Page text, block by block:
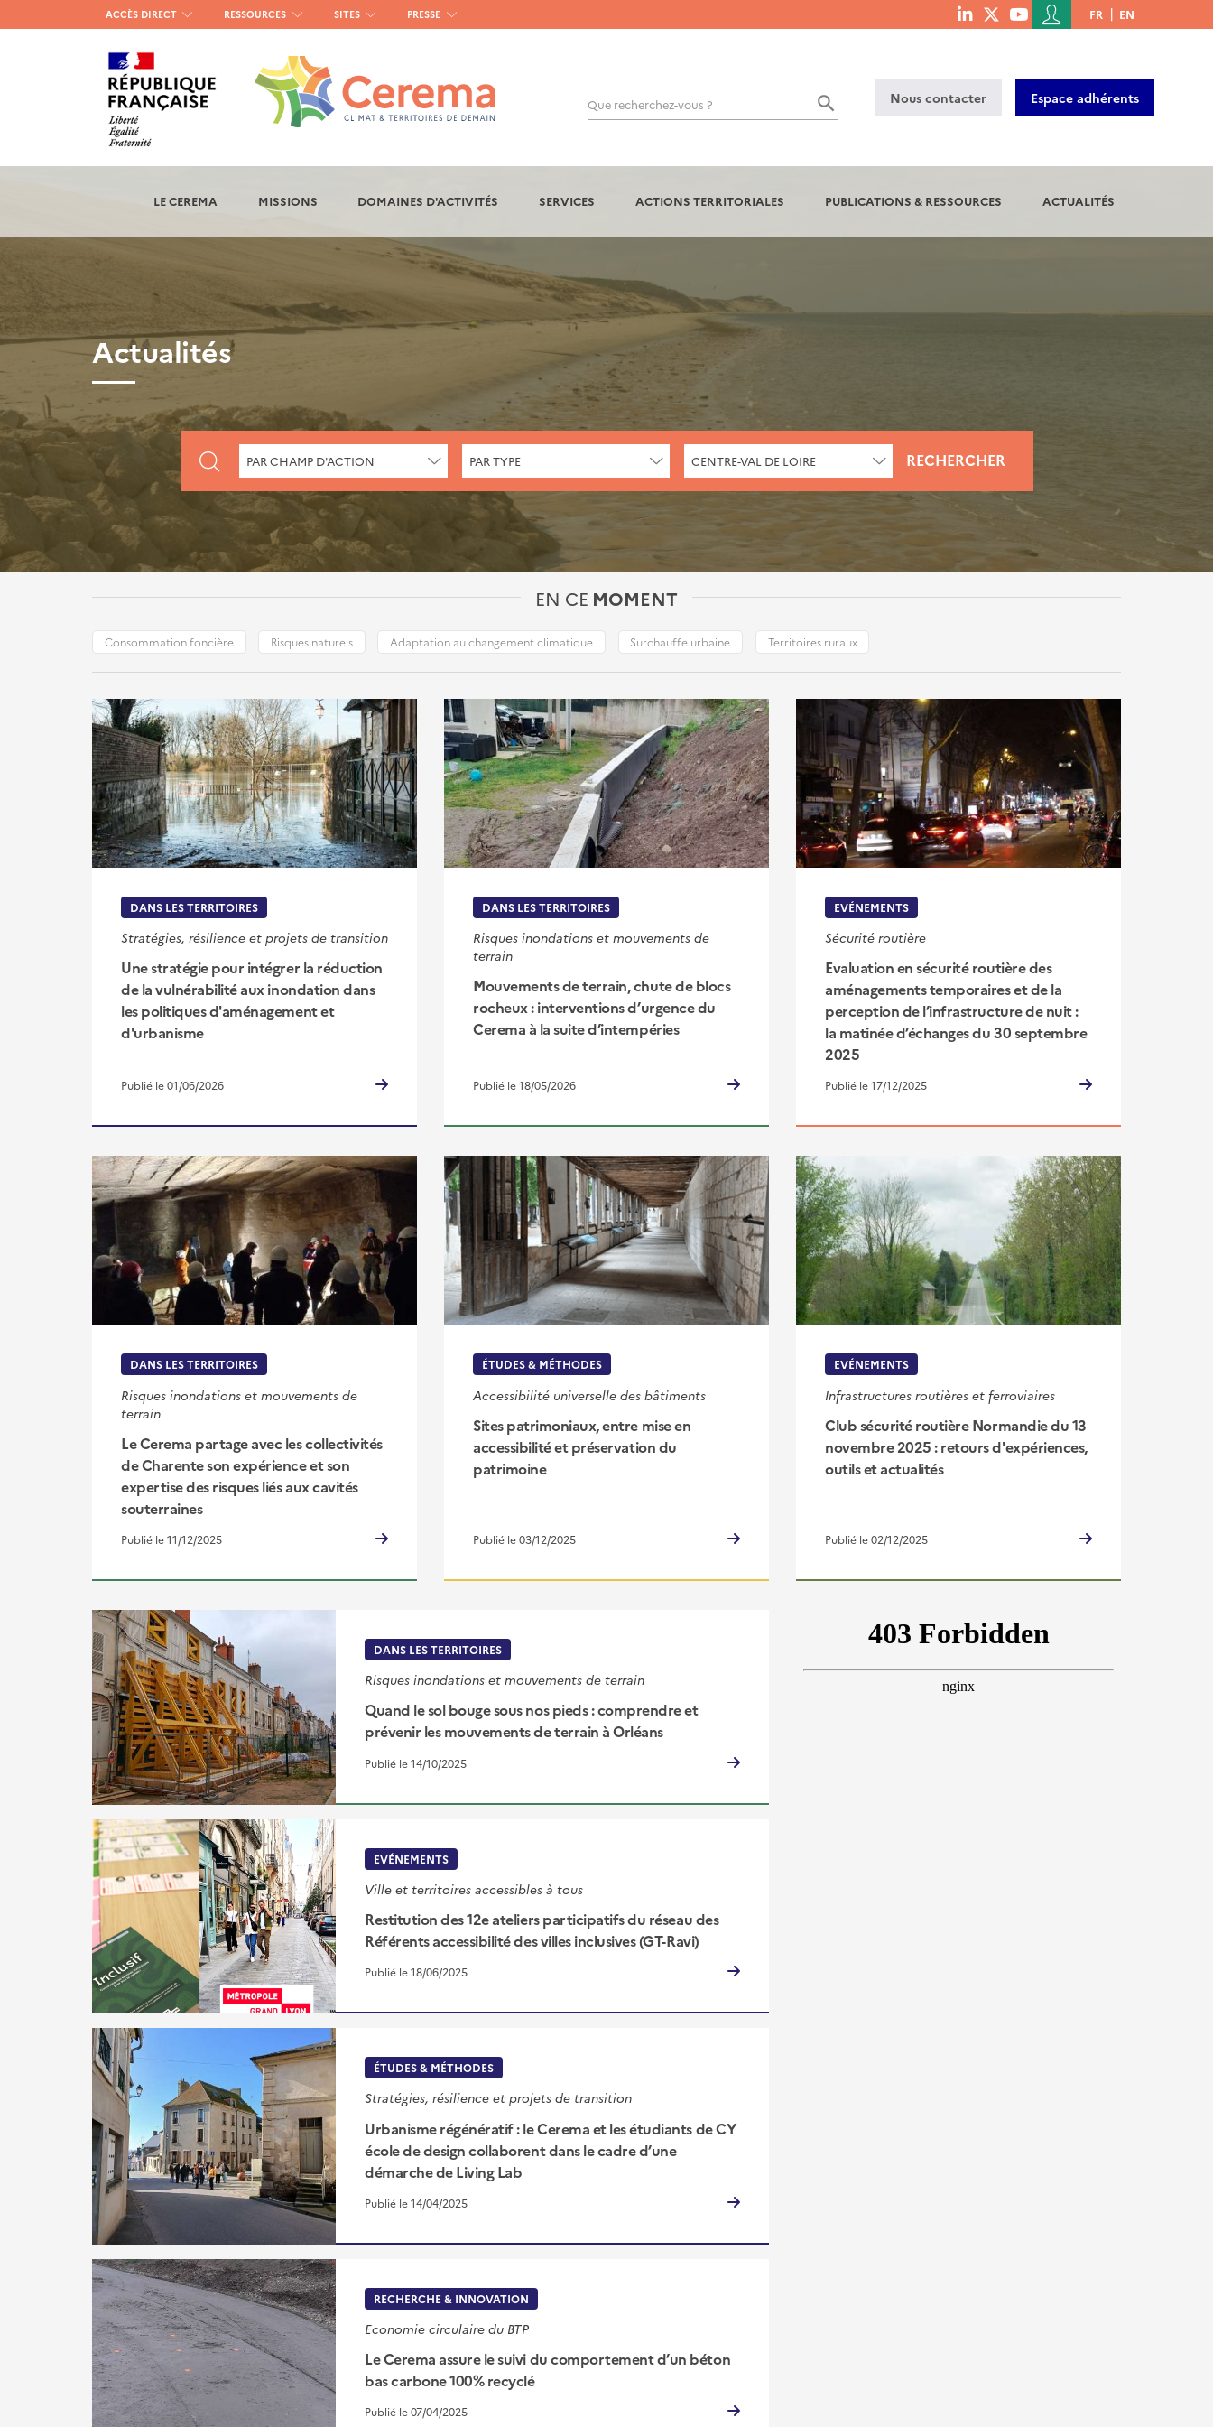
Menu
haut
gauche
ACCÈS DIRECT RESSOURCES SITES PRESSE
menu
Menu
du
de
l'utilisateur
FR EN
Que recherchez-vous ?
OK
Nous contacter Espace adhérents
LE CEREMA MISSIONS DOMAINES D'ACTIVITÉS SERVICES ACTIONS TERRITORIALES PUBLICATIONS & RESSOURCES ACTUALITÉS
Actualités
PAR
PAR CHAMP D'ACTION
PAR
PAR TYPE
PAR
CENTRE-VAL DE LOIRE RECHERCHER
EN CE MOMENT
Consommation foncière Risques naturels Adaptation au changement climatique Surchauffe urbaine Territoires ruraux
DANS LES TERRITOIRES
Stratégies, résilience et projets de transition
Une stratégie pour intégrer la réduction
de la vulnérabilité aux inondation dans
les politiques d'aménagement et
d'urbanisme
Publié le 01/06/2026
DANS LES TERRITOIRES
Risques inondations et mouvements de
terrain
Mouvements de terrain, chute de blocs
rocheux : interventions d’urgence du
Cerema à la suite d’intempéries
Publié le 18/05/2026
EVÉNEMENTS
Sécurité routière
Evaluation en sécurité routière des
aménagements temporaires et de la
perception de l’infrastructure de nuit :
la matinée d’échanges du 30 septembre
2025
Publié le 17/12/2025
DANS LES TERRITOIRES
Risques inondations et mouvements de
terrain
Le Cerema partage avec les collectivités
de Charente son expérience et son
expertise des risques liés aux cavités
souterraines
Publié le 11/12/2025
ÉTUDES & MÉTHODES
Accessibilité universelle des bâtiments
Sites patrimoniaux, entre mise en
accessibilité et préservation du
patrimoine
Publié le 03/12/2025
EVÉNEMENTS
Infrastructures routières et ferroviaires
Club sécurité routière Normandie du 13
novembre 2025 : retours d'expériences,
outils et actualités
Publié le 02/12/2025
DANS LES TERRITOIRES
Risques inondations et mouvements de terrain
Quand le sol bouge sous nos pieds : comprendre et
prévenir les mouvements de terrain à Orléans
Publié le 14/10/2025
EVÉNEMENTS
Ville et territoires accessibles à tous
Restitution des 12e ateliers participatifs du réseau des
Référents accessibilité des villes inclusives (GT-Ravi)
Publié le 18/06/2025
ÉTUDES & MÉTHODES
Stratégies, résilience et projets de transition
Urbanisme régénératif : le Cerema et les étudiants de CY
école de design collaborent dans le cadre d’une
démarche de Living Lab
Publié le 14/04/2025
RECHERCHE & INNOVATION
Economie circulaire du BTP
Le Cerema assure le suivi du comportement d’un béton
bas carbone 100% recyclé
Publié le 07/04/2025